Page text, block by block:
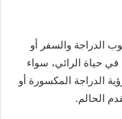
الدراجة والسفر أو
في حياة الرائي، سواء
الدراجة المكسورة أو
الحالم.